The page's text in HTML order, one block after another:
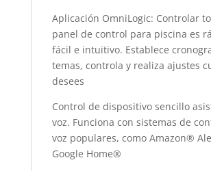
Aplicación OmniLogic: Controlar
panel de control para piscina es
fácil e intuitivo. Establece
temas, controla y realiza ajustes
desees
Control de dispositivo sencillo
voz. Funciona con sistemas de
voz populares, como Amazon®
Google Home®